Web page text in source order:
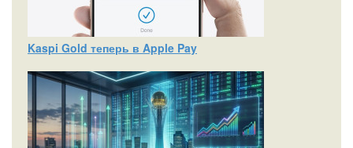
Kaspi Gold теперь в Apple Pay